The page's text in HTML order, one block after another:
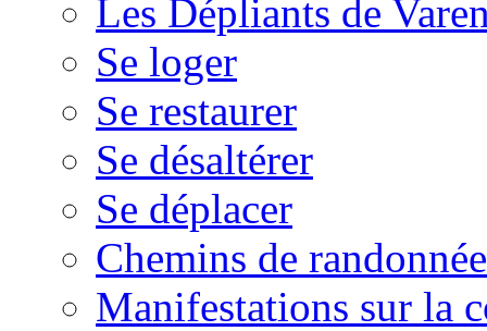
Les Dépliants de
Se loger
Se restaurer
Se désaltérer
Se déplacer
Chemins de randonnée
Manifestations sur la